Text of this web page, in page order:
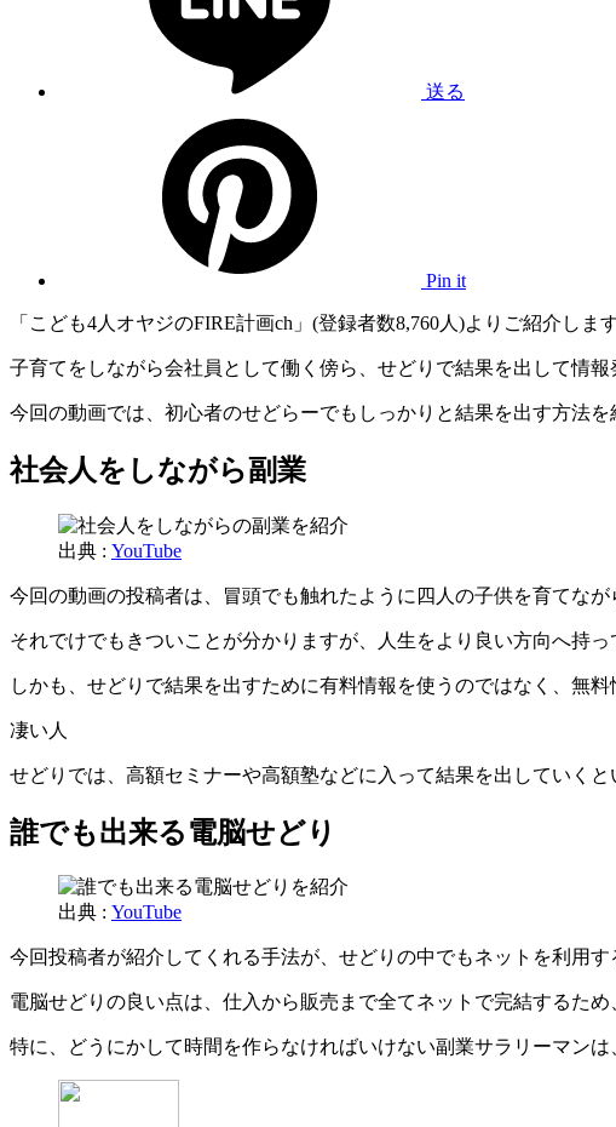
送る
Pin it
「こども4人オヤジのFIRE計画ch」(登録者数8,760人)よりご紹介します
子育てをしながら会社員として働く傍ら、せどりで結果を出して情
今回の動画では、初心者のせどらーでもしっかりと結果を出す方法
社会人をしながら副業
出典 : YouTube
今回の動画の投稿者は、冒頭でも触れたように四人の子供を育てな
それでけでもきついことが分かりますが、人生をより良い方向へ持
しかも、せどりで結果を出すために有料情報を使うのではなく、無
凄い人
せどりでは、高額セミナーや高額塾などに入って結果を出していく
誰でも出来る電脳せどり
出典 : YouTube
今回投稿者が紹介してくれる手法が、せどりの中でもネットを利用す
電脳せどりの良い点は、仕入から販売まで全てネットで完結するた
特に、どうにかして時間を作らなければいけない副業サラリーマン